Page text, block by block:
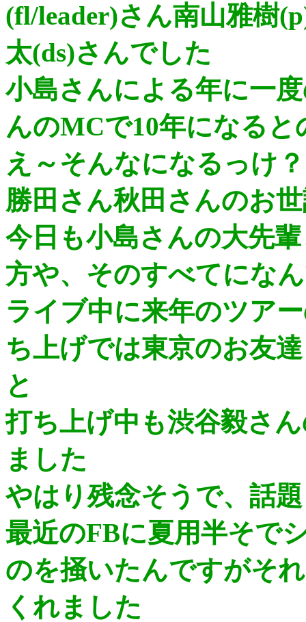
(fl/leader)さん南山雅樹
太(ds)さんでした
小島さんによる年に一
んのMCで10年になると
え～そんなになるっけ
勝田さん秋田さんのお
今日も小島さんの大先
方や、そのすべてにな
ライブ中に来年のツア
ち上げでは東京のお友
と
打ち上げ中も渋谷毅さ
ました
やはり残念そうで、話
最近のFBに夏用半そで
のを掻いたんですがそ
くれました